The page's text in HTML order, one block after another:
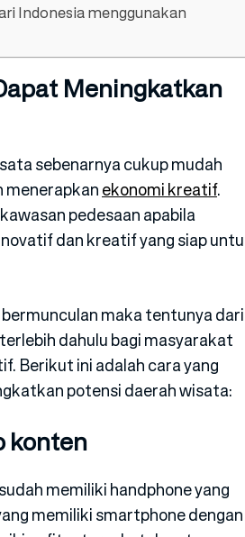
Indonesia menggunakan
Meningkatkan
sebenarnya cukup mudah
menerapkanekonomi kreatif.
pedesaan apabila
dan kreatif yang siap
maka tentunya dari
dahulu bagi masyarakat
Berikut ini adalah cara yang
potensi daerah wisata:
konten
memiliki handphone yang
memiliki smartphone dengan